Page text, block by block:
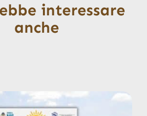
interessare
anche